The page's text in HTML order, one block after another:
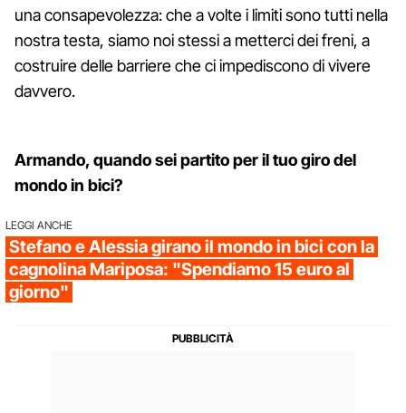
una consapevolezza: che a volte i limiti sono tutti nella
nostra testa, siamo noi stessi a metterci dei freni, a
costruire delle barriere che ci impediscono di vivere
davvero.
Armando, quando sei partito per il tuo giro del
mondo in bici?
LEGGI ANCHE
Stefano e Alessia girano il mondo in bici con la
cagnolina Mariposa: "Spendiamo 15 euro al
giorno"